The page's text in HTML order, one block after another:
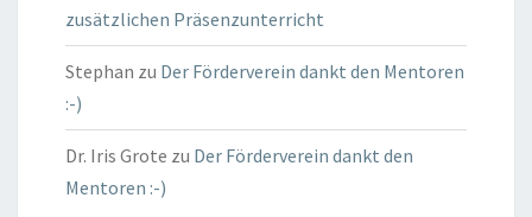
zusätzlichen Präsenzunterricht
Stephan zu Der Förderverein dankt den Mentoren
:-)
Dr. Iris Grote zu Der Förderverein dankt den
Mentoren :-)